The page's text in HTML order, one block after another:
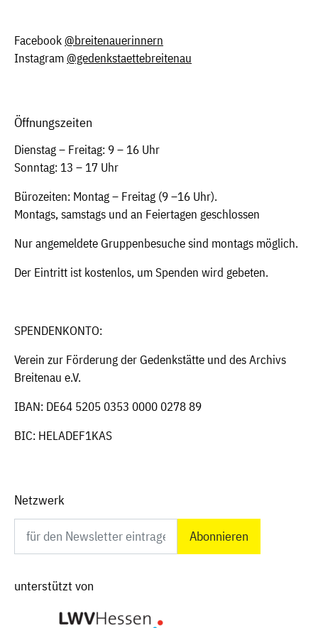
Facebook @breitenauerinnern
Instagram @gedenkstaettebreitenau
Öffnungszeiten
Dienstag – Freitag: 9 – 16 Uhr
Sonntag: 13 – 17 Uhr
Bürozeiten: Montag – Freitag (9 –16 Uhr).
Montags, samstags und an Feiertagen geschlossen
Nur angemeldete Gruppenbesuche sind montags möglich.
Der Eintritt ist kostenlos, um Spenden wird gebeten.
SPENDENKONTO:
Verein zur Förderung der Gedenkstätte und des Archivs
Breitenau e.V.
IBAN: DE64 5205 0353 0000 0278 89
BIC: HELADEF1KAS
Netzwerk
Newsletter abonnieren
unterstützt von